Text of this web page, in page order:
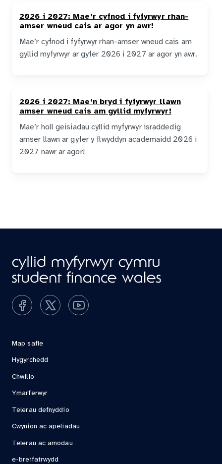
2026 i 2027: Mae’r cyfnod i fyfyrwyr rhan-
amser wneud cais ar agor yn awr!
Mae’r cyfnod i fyfyrwyr rhan-amser wneud cais am
gyllid myfyrwyr ar gyfer 2026 i 2027 ar agor yn awr.
2026 i 2027: Mae’n bryd i fyfyrwyr llawn
amser wneud cais am gyllid myfyrwyr!
Mae’r holl geisiadau cyllid myfyrwyr israddedig
amser llawn ar gyfer y flwyddyn academaidd 2026 i
2027 nawr ar agor!
Map safle
Hygyrchedd
Chwilio
Ymarferwyr
Telerau defnyddio
Cwynion ac apeliadau
Telerau ac amodau
e-breifatrwydd